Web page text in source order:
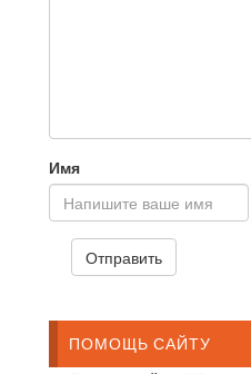
Имя
ПОМОЩЬ САЙТУ